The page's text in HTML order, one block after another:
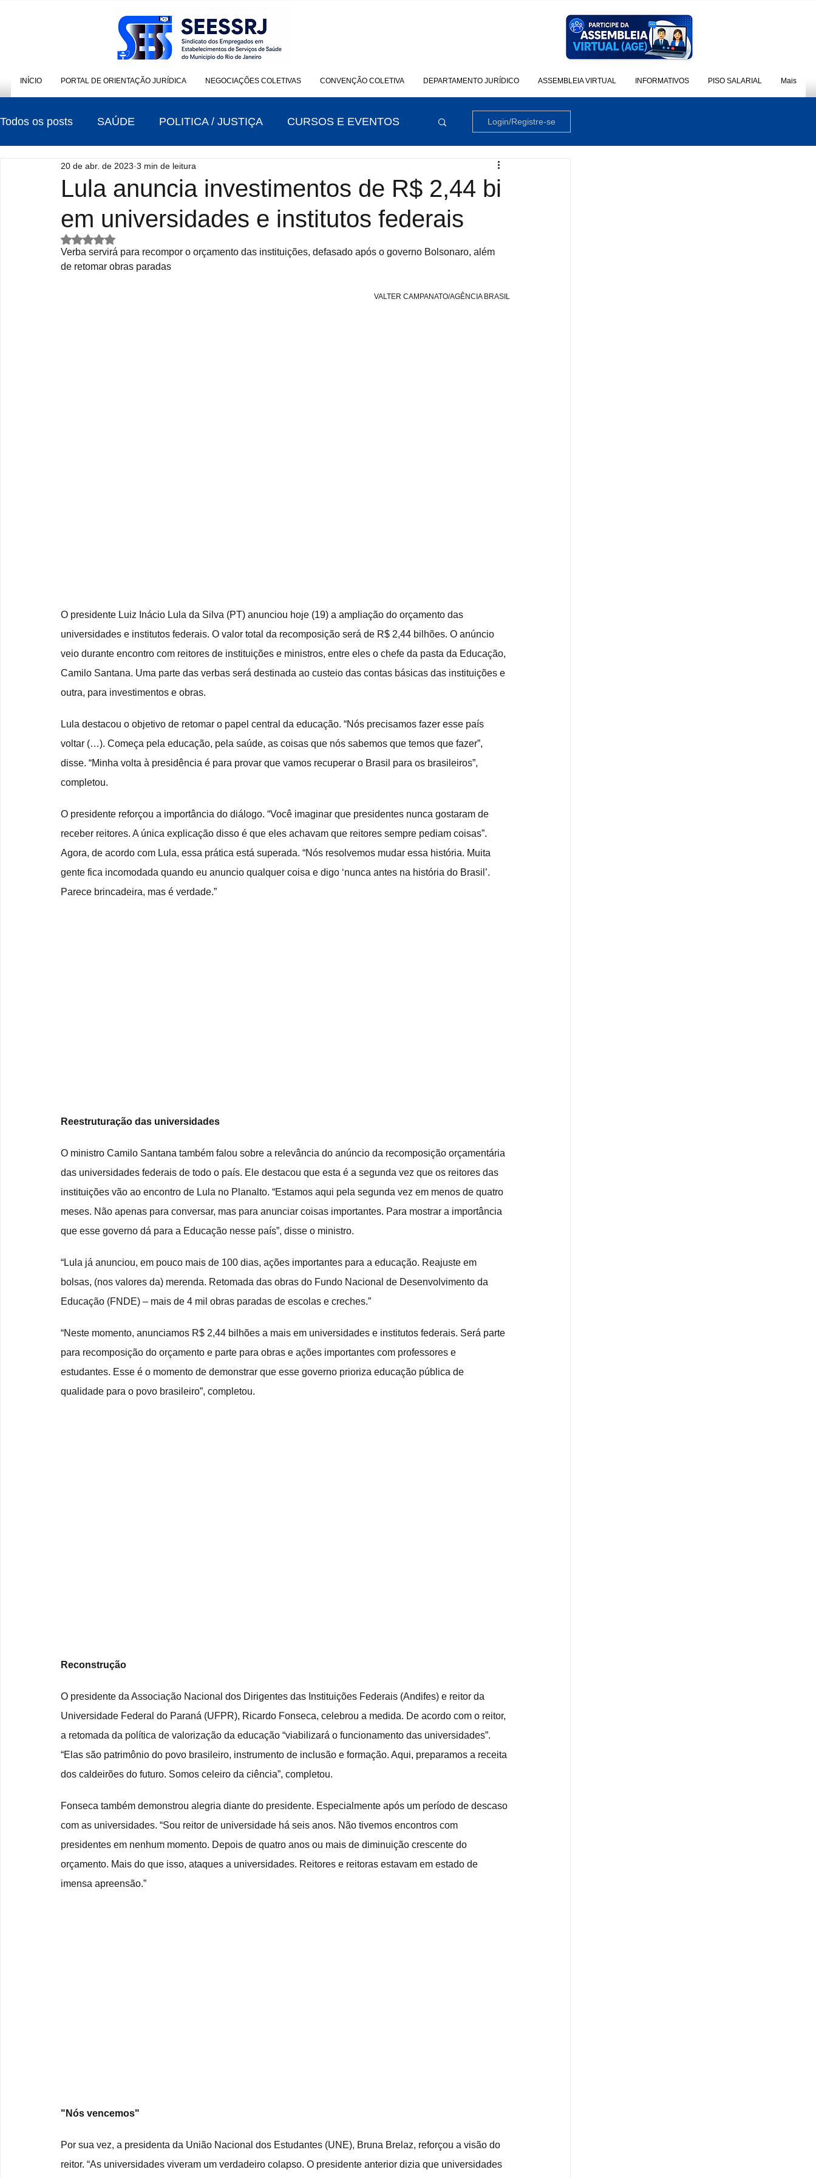
INÍCIO PORTAL DE ORIENTAÇÃO JURÍDICA NEGOCIAÇÕES COLETIVAS CONVENÇÃO COLETIVA DEPARTAMENTO JURÍDICO ASSEMBLEIA VIRTUAL INFORMATIVOS PISO SALARIAL Mais
Todos os posts SAÚDE POLITICA / JUSTIÇA CURSOS E EVENTOS
CONTRIBUIÇÃO SINDICAL ELEIÇÕES
Login/Registre-se
Lula anuncia investimentos de R$ 2,44 bi
em universidades e institutos federais
20 de abr. de 2023 3 min de leitura
Avaliado com NaN de 5 estrelas.
Verba servirá para recompor o orçamento das instituições, defasado após o governo Bolsonaro, além
de retomar obras paradas
VALTER CAMPANATO/AGÊNCIA BRASIL
O presidente Luiz Inácio Lula da Silva (PT) anunciou hoje (19) a ampliação do orçamento das
universidades e institutos federais. O valor total da recomposição será de R$ 2,44 bilhões. O anúncio
veio durante encontro com reitores de instituições e ministros, entre eles o chefe da pasta da Educação,
Camilo Santana. Uma parte das verbas será destinada ao custeio das contas básicas das instituições e
outra, para investimentos e obras.
Lula destacou o objetivo de retomar o papel central da educação. “Nós precisamos fazer esse país
voltar (…). Começa pela educação, pela saúde, as coisas que nós sabemos que temos que fazer”,
disse. “Minha volta à presidência é para provar que vamos recuperar o Brasil para os brasileiros”,
completou.
O presidente reforçou a importância do diálogo. “Você imaginar que presidentes nunca gostaram de
receber reitores. A única explicação disso é que eles achavam que reitores sempre pediam coisas”.
Agora, de acordo com Lula, essa prática está superada. “Nós resolvemos mudar essa história. Muita
gente fica incomodada quando eu anuncio qualquer coisa e digo ‘nunca antes na história do Brasil’.
Parece brincadeira, mas é verdade.”
Reestruturação das universidades
O ministro Camilo Santana também falou sobre a relevância do anúncio da recomposição orçamentária
das universidades federais de todo o país. Ele destacou que esta é a segunda vez que os reitores das
instituições vão ao encontro de Lula no Planalto. “Estamos aqui pela segunda vez em menos de quatro
meses. Não apenas para conversar, mas para anunciar coisas importantes. Para mostrar a importância
que esse governo dá para a Educação nesse país”, disse o ministro.
“Lula já anunciou, em pouco mais de 100 dias, ações importantes para a educação. Reajuste em
bolsas, (nos valores da) merenda. Retomada das obras do Fundo Nacional de Desenvolvimento da
Educação (FNDE) – mais de 4 mil obras paradas de escolas e creches.”
“Neste momento, anunciamos R$ 2,44 bilhões a mais em universidades e institutos federais. Será parte
para recomposição do orçamento e parte para obras e ações importantes com professores e
estudantes. Esse é o momento de demonstrar que esse governo prioriza educação pública de
qualidade para o povo brasileiro”, completou.
Reconstrução
O presidente da Associação Nacional dos Dirigentes das Instituições Federais (Andifes) e reitor da
Universidade Federal do Paraná (UFPR), Ricardo Fonseca, celebrou a medida. De acordo com o reitor,
a retomada da política de valorização da educação “viabilizará o funcionamento das universidades”.
“Elas são patrimônio do povo brasileiro, instrumento de inclusão e formação. Aqui, preparamos a receita
dos caldeirões do futuro. Somos celeiro da ciência”, completou.
Fonseca também demonstrou alegria diante do presidente. Especialmente após um período de descaso
com as universidades. “Sou reitor de universidade há seis anos. Não tivemos encontros com
presidentes em nenhum momento. Depois de quatro anos ou mais de diminuição crescente do
orçamento. Mais do que isso, ataques a universidades. Reitores e reitoras estavam em estado de
imensa apreensão.”
"Nós vencemos"
Por sua vez, a presidenta da União Nacional dos Estudantes (UNE), Bruna Brelaz, reforçou a visão do
reitor. “As universidades viveram um verdadeiro colapso. O presidente anterior dizia que universidades